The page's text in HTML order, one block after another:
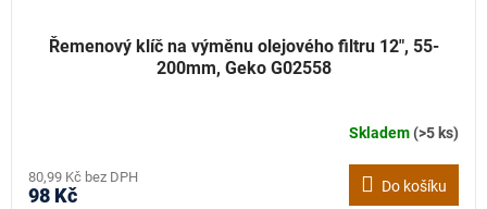
Řemenový klíč na výměnu olejového filtru 12", 55-
200mm, Geko G02558
Skladem(>5 ks)
80,99 Kč bez DPH
98 Kč Do košíku